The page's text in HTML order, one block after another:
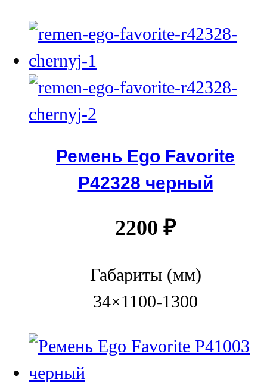
Ремень Ego Favorite
Р42328 черный
2200 ₽
Габариты (мм)
34×1100-1300